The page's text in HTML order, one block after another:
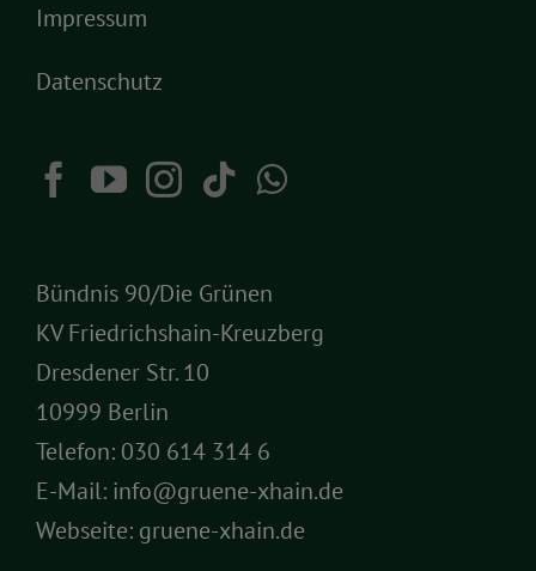
Impressum
Datenschutz
Bündnis 90/Die Grünen
KV Friedrichshain-Kreuzberg
Dresdener Str. 10
10999 Berlin
Telefon: 030 614 314 6
E-Mail: info@gruene-xhain.de
Webseite: gruene-xhain.de